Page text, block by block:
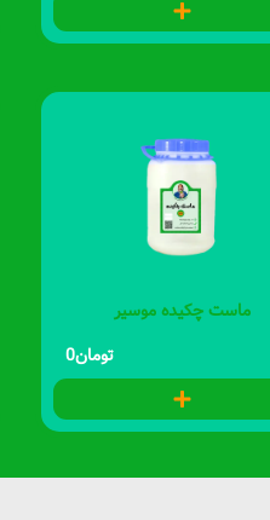
ماست چکیده موسیر
تومان0